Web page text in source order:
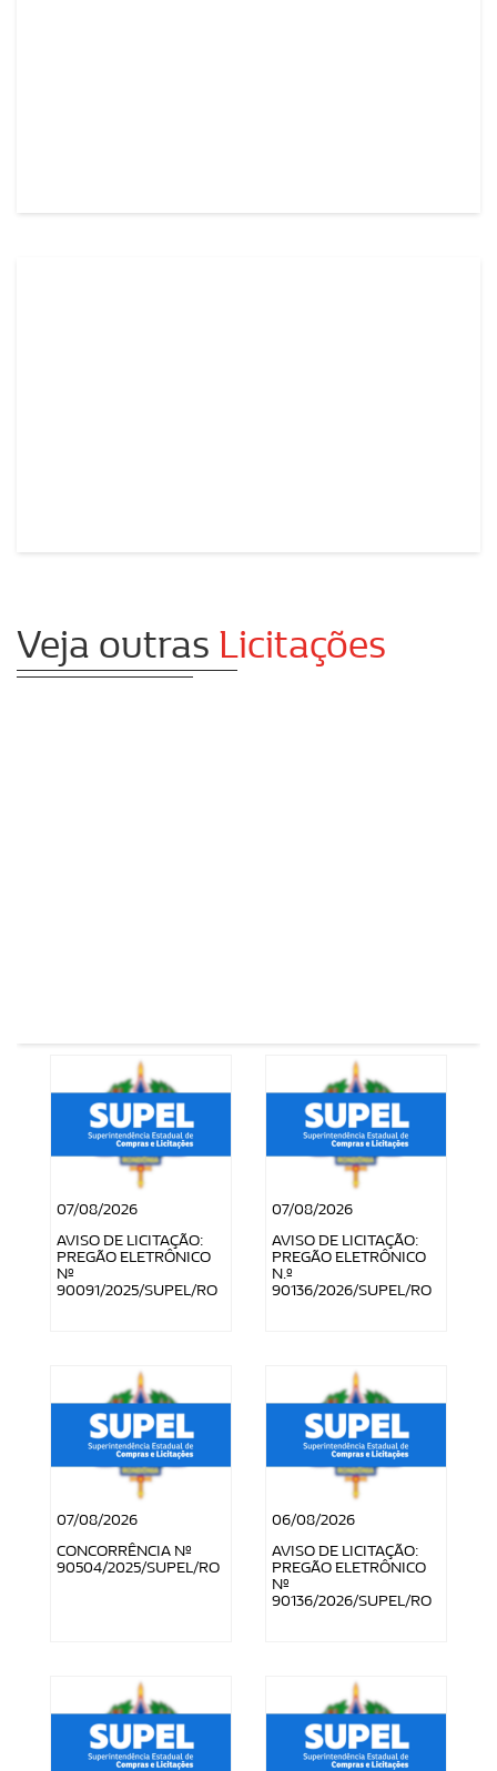
Veja outras Licitações
07/08/2026
AVISO DE LICITAÇÃO:
PREGÃO ELETRÔNICO
Nº
90091/2025/SUPEL/RO
07/08/2026
AVISO DE LICITAÇÃO:
PREGÃO ELETRÔNICO
N.º
90136/2026/SUPEL/RO
07/08/2026
CONCORRÊNCIA Nº
90504/2025/SUPEL/RO
06/08/2026
AVISO DE LICITAÇÃO:
PREGÃO ELETRÔNICO
Nº
90136/2026/SUPEL/RO